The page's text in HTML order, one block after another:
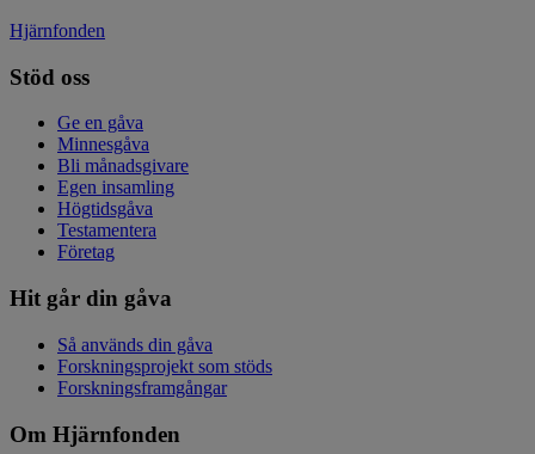
Hjärnfonden
Stöd oss
Ge en gåva
Minnesgåva
Bli månadsgivare
Egen insamling
Högtidsgåva
Testamentera
Företag
Hit går din gåva
Så används din gåva
Forskningsprojekt som stöds
Forskningsframgångar
Om Hjärnfonden